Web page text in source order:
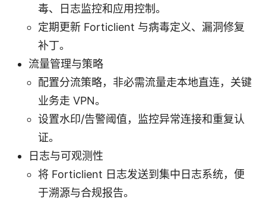
毒、日志监控和应用控制。
定期更新 Forticlient 与病毒定义、漏洞修复
补丁。
流量管理与策略
配置分流策略，非必需流量走本地直连，关键
业务走 VPN。
设置水印/告警阈值，监控异常连接和重复认
证。
日志与可观测性
将 Forticlient 日志发送到集中日志系统，便
于溯源与合规报告。